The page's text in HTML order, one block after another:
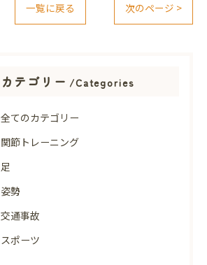
一覧に戻る 次のページ >
カテゴリー Categories
全てのカテゴリー
関節トレーニング
足
姿勢
交通事故
スポーツ